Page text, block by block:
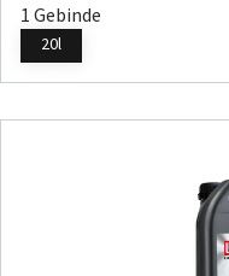
1 Gebinde
20l